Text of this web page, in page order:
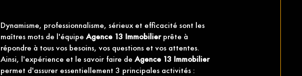
Dynamisme, professionnalisme, sérieux et efficacité sont les
maîtres mots de l'équipeAgence 13 Immobilierprête à
répondre à tous vos besoins, vos questions et vos attentes.
Ainsi, l'expérience et le savoir faire deAgence 13 Immobilier
permet d'assurer essentiellement 3 principales activités :